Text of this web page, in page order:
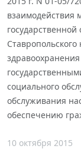
взаимодействия
социального
обслуживания
обеспечению
10 октября 2015